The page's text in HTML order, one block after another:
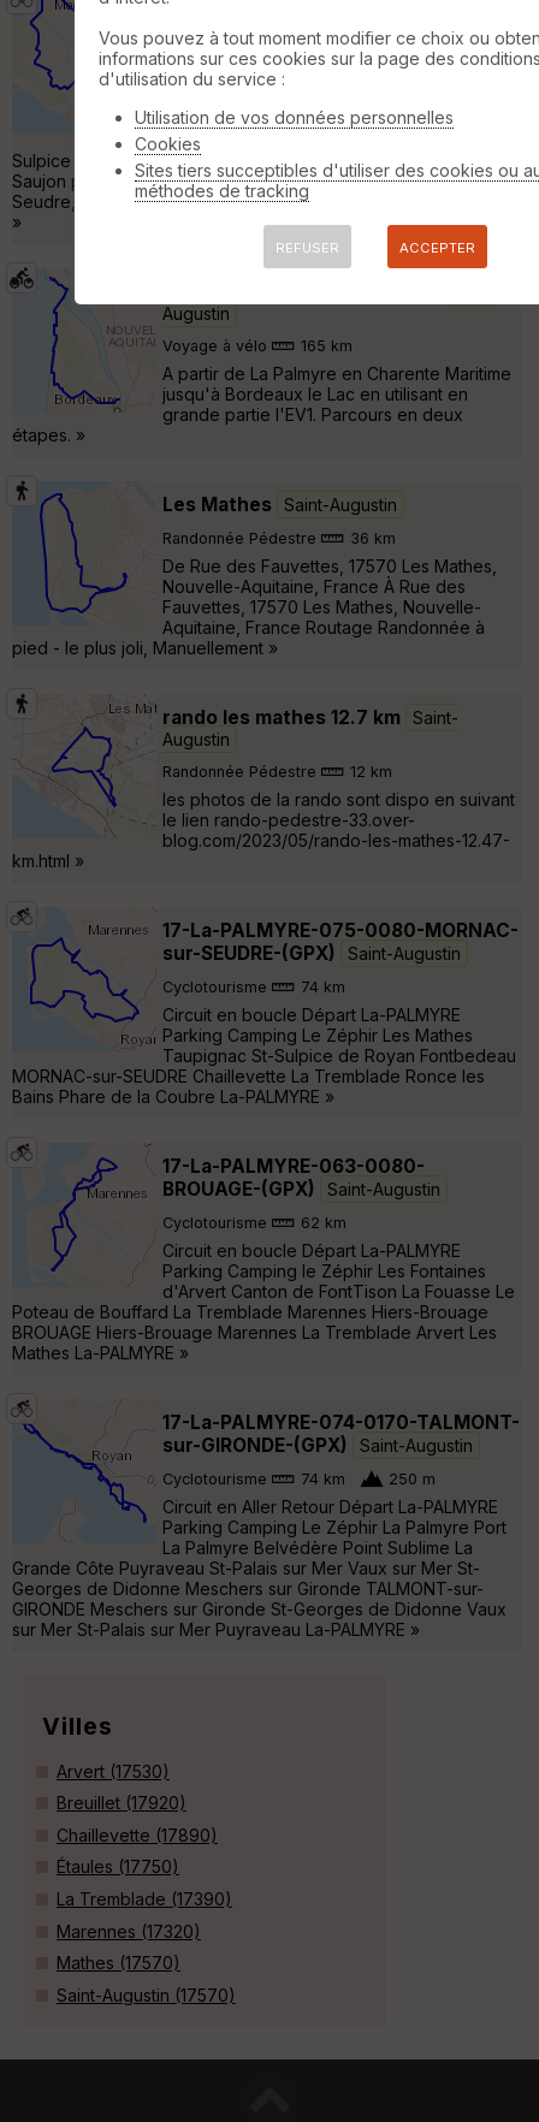
Saint Sulpice- Medis-Saujon-Le Gua-
Marennes-Les Mathes
Saint-Augustin
Depart des Mathes direction Saint Augustin,
Breuillet, Saint Sulpice de Royan. A saint
Sulpice prendre direction Medis et après Medis rattraper
Saujon par la D 117. Suivre le Gua par la D1 et suivre Nieulle sur
Seudre, Marennes, La Tremblade et les Mathes par les Justice.
»
Augustin
Voyage à vélo 165 km
A partir de La Palmyre en Charente Maritime
jusqu'à Bordeaux le Lac en utilisant en
grande partie l'EV1. Parcours en deux
étapes. »
Les Mathes Saint-Augustin
Randonnée Pédestre 36 km
De Rue des Fauvettes, 17570 Les Mathes,
Nouvelle-Aquitaine, France À Rue des
Fauvettes, 17570 Les Mathes, Nouvelle-
Aquitaine, France Routage Randonnée à
pied - le plus joli, Manuellement »
rando les mathes 12.7 km
Saint-
Augustin
Randonnée Pédestre 12 km
les photos de la rando sont dispo en suivant
le lien rando-pedestre-33.over-
blog.com/2023/05/rando-les-mathes-12.47-
km.html »
17-La-PALMYRE-075-0080-MORNAC-
sur-SEUDRE-(GPX)
Saint-Augustin
Cyclotourisme 74 km
Circuit en boucle Départ La-PALMYRE
Parking Camping Le Zéphir Les Mathes
Taupignac St-Sulpice de Royan Fontbedeau
MORNAC-sur-SEUDRE Chaillevette La Tremblade Ronce les
Bains Phare de la Coubre La-PALMYRE »
17-La-PALMYRE-063-0080-
BROUAGE-(GPX)
Saint-Augustin
Cyclotourisme 62 km
Circuit en boucle Départ La-PALMYRE
Parking Camping le Zéphir Les Fontaines
d'Arvert Canton de FontTison La Fouasse Le
Poteau de Bouffard La Tremblade Marennes Hiers-Brouage
BROUAGE Hiers-Brouage Marennes La Tremblade Arvert Les
Mathes La-PALMYRE »
17-La-PALMYRE-074-0170-TALMONT-
sur-GIRONDE-(GPX)
Saint-Augustin
Cyclotourisme 74 km 250 m
Circuit en Aller Retour Départ La-PALMYRE
Parking Camping Le Zéphir La Palmyre Port
La Palmyre Belvédère Point Sublime La
Grande Côte Puyraveau St-Palais sur Mer Vaux sur Mer St-
Georges de Didonne Meschers sur Gironde TALMONT-sur-
GIRONDE Meschers sur Gironde St-Georges de Didonne Vaux
sur Mer St-Palais sur Mer Puyraveau La-PALMYRE »
Villes
Arvert (17530)
Breuillet (17920)
Chaillevette (17890)
Étaules (17750)
La Tremblade (17390)
Marennes (17320)
Mathes (17570)
Saint-Augustin (17570)
Vous pouvez à tout moment modifier ce choix ou
informations sur ces cookies sur la page des
d'utilisation du service :
Utilisation de vos données personnelles
Cookies
Sites tiers succeptibles d'utiliser des cookies ou
méthodes de tracking
REFUSER ACCEPTER